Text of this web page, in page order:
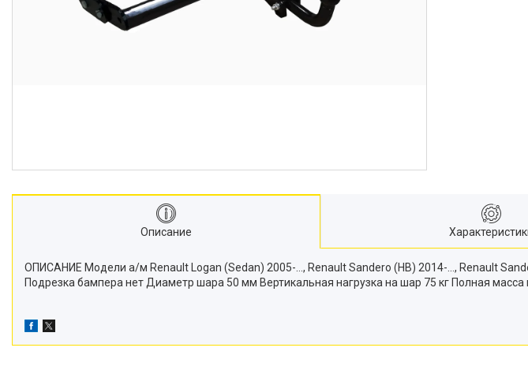
Описание
ОПИСАНИЕ Модели а/м Renault Logan (Sedan) 2005-…, Renault Sandero (HB) 2014-…, Renault
Подрезка бампера нет Диаметр шара 50 мм Вертикальная нагрузка на шар 75 кг Полная масса